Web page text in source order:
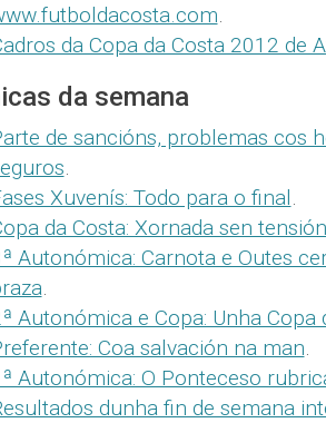
.
da Copa da Costa 2012 de
da semana
de sancións, problemas cos
.
Xuvenís: Todo para o final.
da Costa: Xornada sen tensión
Autonómica: Carnota e Outes
.
Autonómica e Copa: Unha
Coa salvación na man.
Autonómica: O Ponteceso
dunha fin de semana